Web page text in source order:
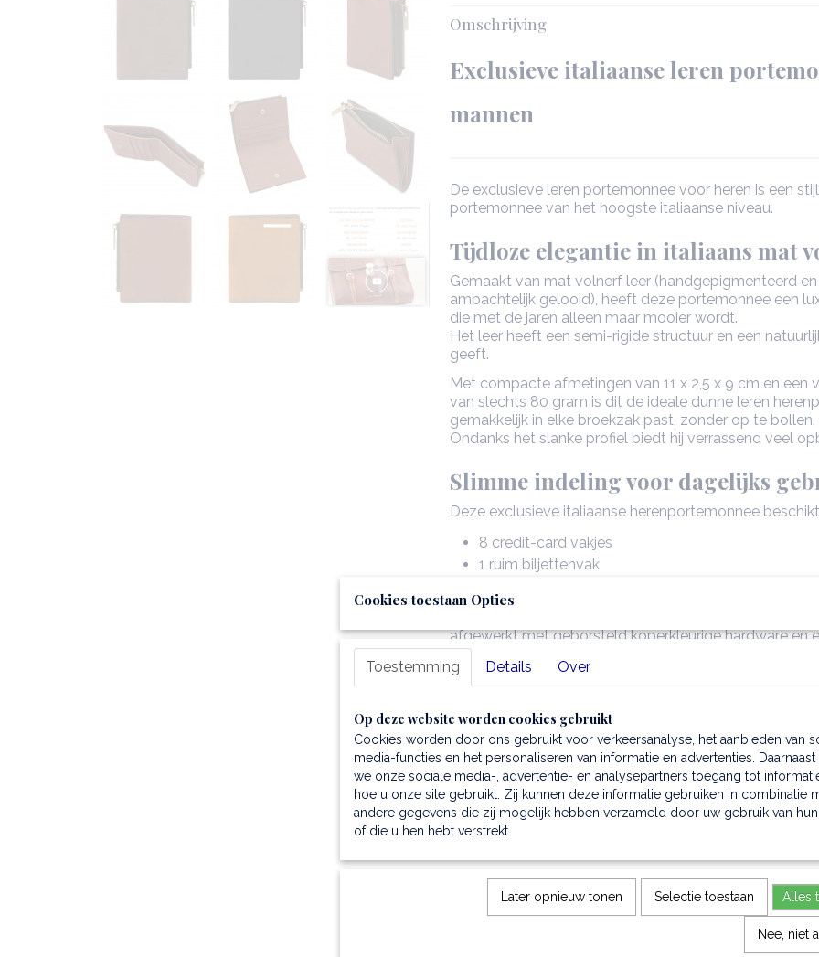
Productcode
Netto gewicht
Omschrijving
Exclusieve italiaanse leren
mannen
De exclusieve leren portemonnee voor heren is een
portemonnee van het hoogste italiaanse niveau.
Tijdloze elegantie in italiaans mat
Gemaakt van mat volnerf leer (handgepigmenteerd
ambachtelijk gelooid), heeft deze portemonnee een
die met de jaren alleen maar mooier wordt.
Het leer heeft een semi-rigide structuur en een
geeft.
Met compacte afmetingen van 11 x 2,5 x 9 cm en een
van slechts 80 gram is dit de ideale dunne leren
gemakkelijk in elke broekzak past, zonder op te bollen.
Ondanks het slanke profiel biedt hij verrassend veel
Slimme indeling voor dagelijks
Deze exclusieve italiaanse herenportemonnee
8 credit-card vakjes
1 ruim biljettenvak
afgewerkt met geborsteld koperkleurige hardware en
TL logo.
Dankzij de hoogwaardige afwerking en stevige
portemonnee jarenlang zijn vorm, zonder stijf te zijn.
Het ambachtelijk gelooide leer veroudert prachtig en
patina.
Met de juiste minimale verzorging gaat deze
portemonnee jaren mee.
Elke portemonnee wordt geleverd in een luxe TL-box.
herenportemonnee
mat volnerf leer, plantaardig gelooid en
Cookies toestaan Opties
Toestemming Details Over
Op deze website worden cookies gebruikt
Cookies worden door ons gebruikt voor verkeersanalyse, het aanbieden van
media-functies en het personaliseren van informatie en advertenties. Daarnaast
we onze sociale media-, advertentie- en analysepartners toegang tot
hoe u onze site gebruikt. Zij kunnen deze informatie gebruiken in combinatie
andere gegevens die zij mogelijk hebben verzameld door uw gebruik van
of die u hen hebt verstrekt.
Later opnieuw tonen Selectie toestaan Alles
Nee, niet